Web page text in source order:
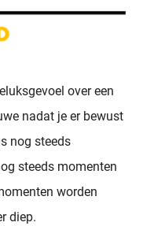
over een
nadat je er bewust
nog steeds
steeds momenten
worden
diep.